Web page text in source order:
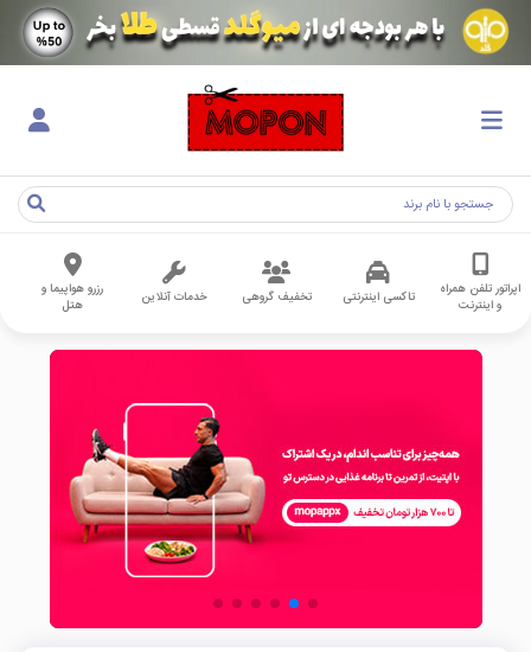
اپراتور تلفن همراه
و اینترنت
تاکسی اینترنتی تخفیف گروهی خدمات آنلاین
رزرو هواپیما و
هتل